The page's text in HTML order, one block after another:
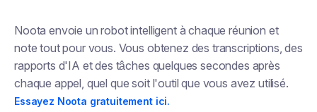
Noota envoie un robot intelligent à chaque réunion et
note tout pour vous. Vous obtenez des transcriptions, des
rapports d'IA et des tâches quelques secondes après
chaque appel, quel que soit l'outil que vous avez utilisé.
Essayez Noota gratuitement ici.